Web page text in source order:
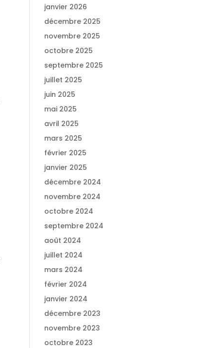
janvier 2026
décembre 2025
novembre 2025
octobre 2025
septembre 2025
juillet 2025
juin 2025
mai 2025
avril 2025
mars 2025
février 2025
janvier 2025
décembre 2024
novembre 2024
octobre 2024
septembre 2024
août 2024
juillet 2024
mars 2024
février 2024
janvier 2024
décembre 2023
novembre 2023
octobre 2023